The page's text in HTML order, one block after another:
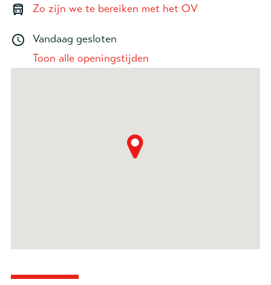
Zo zijn we te bereiken met het OV
Vandaag gesloten
Toon alle openingstijden